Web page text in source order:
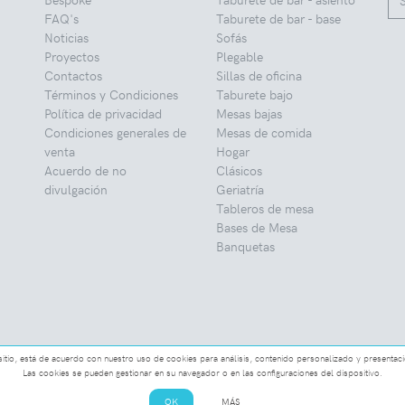
FAQ's
Noticias
Proyectos
Contactos
Términos y Condiciones
Política de privacidad
Condiciones generales de
venta
Acuerdo de no
divulgación
Taburete de bar - base
Sofás
Plegable
Sillas de oficina
Taburete bajo
Mesas bajas
Mesas de comida
Hogar
Clásicos
Geriatría
Tableros de mesa
Bases de Mesa
Banquetas
está de acuerdo con nuestro uso de cookies para análisis, contenido personalizado y
Las cookies se pueden gestionar en su navegador o en las configuraciones del dispositivo.
OK MÁS